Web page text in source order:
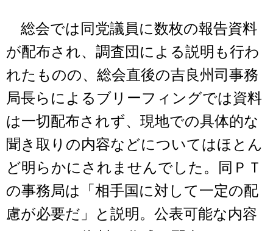
総会では同党議員に数枚の報告資料
が配布され、調査団による説明も行わ
れたものの、総会直後の吉良州司事務
局長らによるブリーフィングでは資料
は一切配布されず、現地での具体的な
聞き取りの内容などについてはほとん
ど明らかにされませんでした。同ＰＴ
の事務局は「相手国に対して一定の配
慮が必要だ」と説明。公表可能な内容